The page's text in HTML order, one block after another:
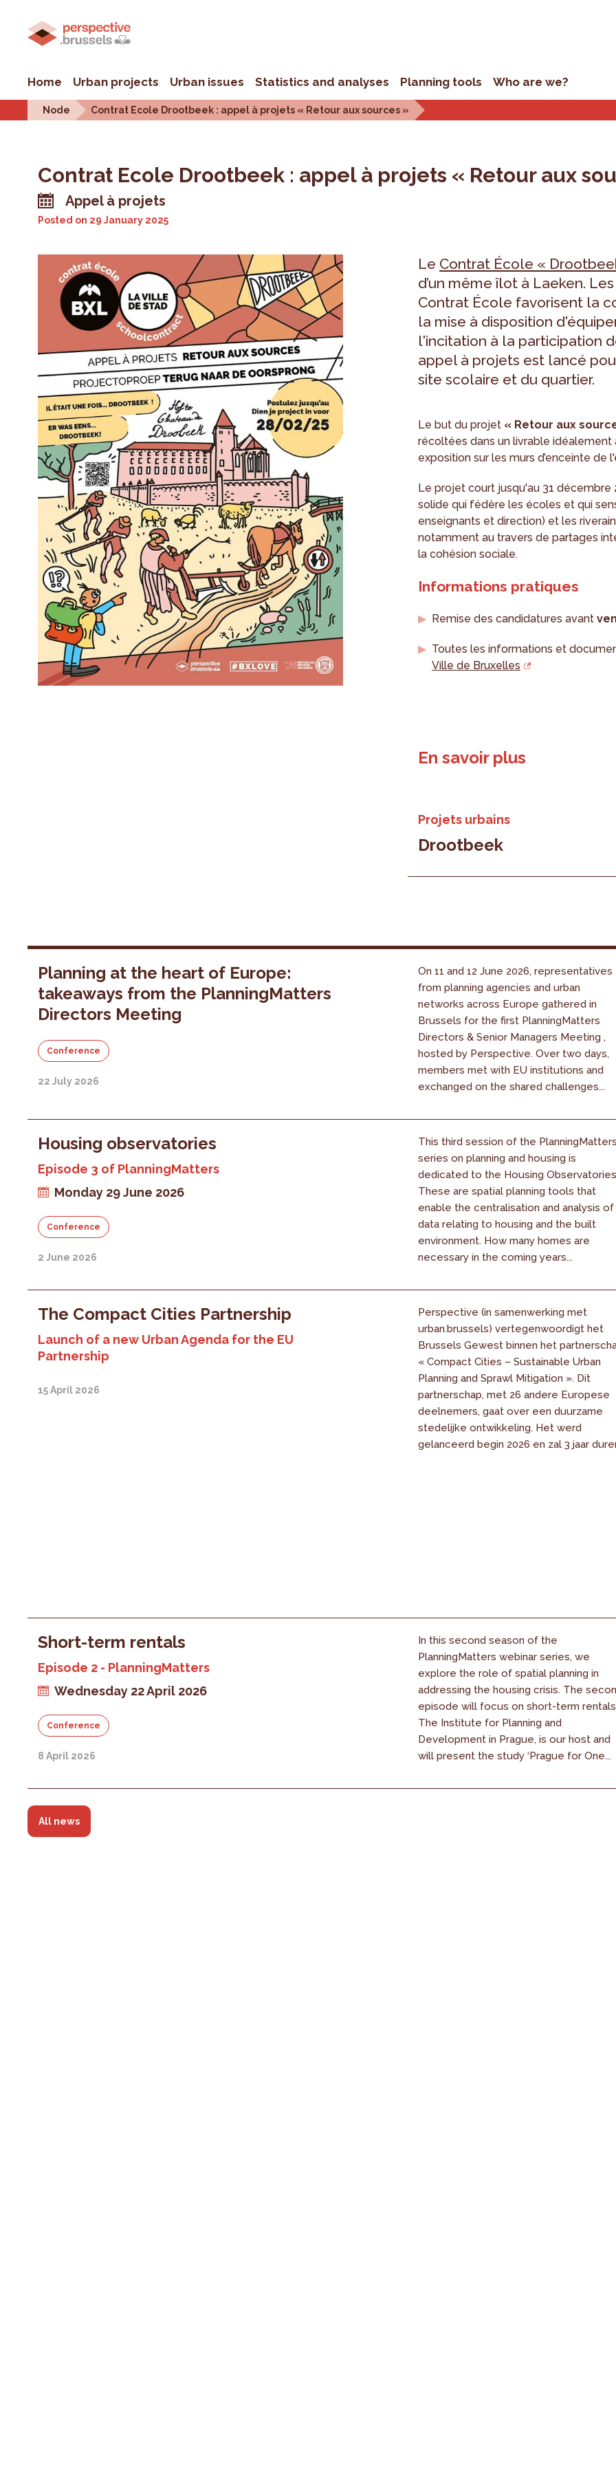
Home Urban projects Urban issues Statistics and analyses Planning tools Who are we?
Node Contrat Ecole Drootbeek : appel à projets « Retour aux sources »
Contrat Ecole Drootbeek : appel à projets « Retour aux
Appel à projets
Posted on 29 January 2025
Le Contrat École «
d’un même îlot à Laeken.
Contrat École favorisent la
la mise à disposition
l'incitation à la participation
appel à projets est lancé
site scolaire et du quartier.
Le but du projet « Retour aux
récoltées dans un livrable
exposition sur les murs d’enceinte
Le projet court jusqu'au 31
solide qui fédère les écoles et qui
enseignants et direction) et les
notamment au travers de partages
la cohésion sociale.
Informations pratiques
Remise des candidatures avant
Toutes les informations et
Ville de Bruxelles
En savoir plus
Projets urbains
Drootbeek
Planning at the heart of Europe:
takeaways from the PlanningMatters
Directors Meeting
Conference
22 July 2026
On 11 and 12 June 2026, representatives
from planning agencies and urban
networks across Europe gathered in
Brussels for the first PlanningMatters
Directors & Senior Managers Meeting ,
hosted by Perspective. Over two days,
members met with EU institutions and
exchanged on the shared challenges...
Housing observatories
Episode 3 of PlanningMatters
Monday 29 June 2026
Conference
2 June 2026
This third session of the
series on planning and housing is
dedicated to the Housing
These are spatial planning tools that
enable the centralisation and analysis of
data relating to housing and the built
environment. How many homes are
necessary in the coming years...
The Compact Cities Partnership
Launch of a new Urban Agenda for the EU
Partnership
15 April 2026
Perspective (in samenwerking met
urban.brussels) vertegenwoordigt het
Brussels Gewest binnen het
« Compact Cities – Sustainable Urban
Planning and Sprawl Mitigation ». Dit
partnerschap, met 26 andere Europese
deelnemers, gaat over een duurzame
stedelijke ontwikkeling. Het werd
gelanceerd begin 2026 en zal 3 jaar
Short-term rentals
Episode 2 - PlanningMatters
Wednesday 22 April 2026
Conference
8 April 2026
In this second season of the
PlanningMatters webinar series, we
explore the role of spatial planning in
addressing the housing crisis. The
episode will focus on short-term
The Institute for Planning and
Development in Prague, is our host and
will present the study ‘Prague for One...
All news